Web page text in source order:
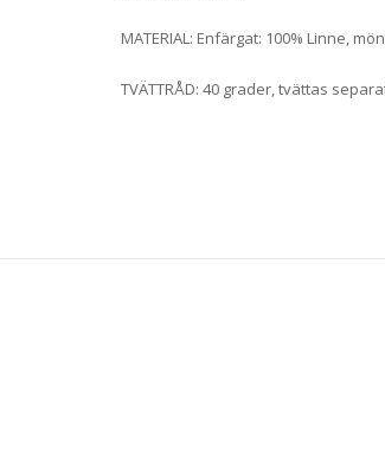
MATERIAL: Enfärgat: 100% Linne,
TVÄTTRÅD: 40 grader, tvättas